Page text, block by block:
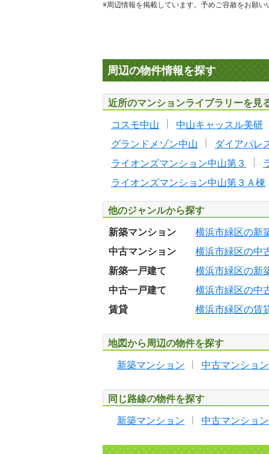
※周辺情報を掲載しています。予めご容赦をお願い
周辺の物件情報を探す
近所のマンションライブラリーを見
コスモ中山 中山キャッスル美研
グランドメゾン中山
ダイアパレ
ライオンズマンション中山第３
ライオンズマンション中山第３Ａ棟
他のジャンルから探す
新築マンション 横浜市緑区の新
中古マンション
横浜市緑区の中
新築一戸建て
横浜市緑区の新
中古一戸建て
横浜市緑区の中
賃貸
横浜市緑区の賃
地図から周辺の物件を探す
新築マンション 中古マンション
同じ路線の物件を探す
新築マンション 中古マンション